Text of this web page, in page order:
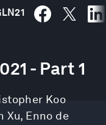
- Part 1
Koo
Xu, Enno de